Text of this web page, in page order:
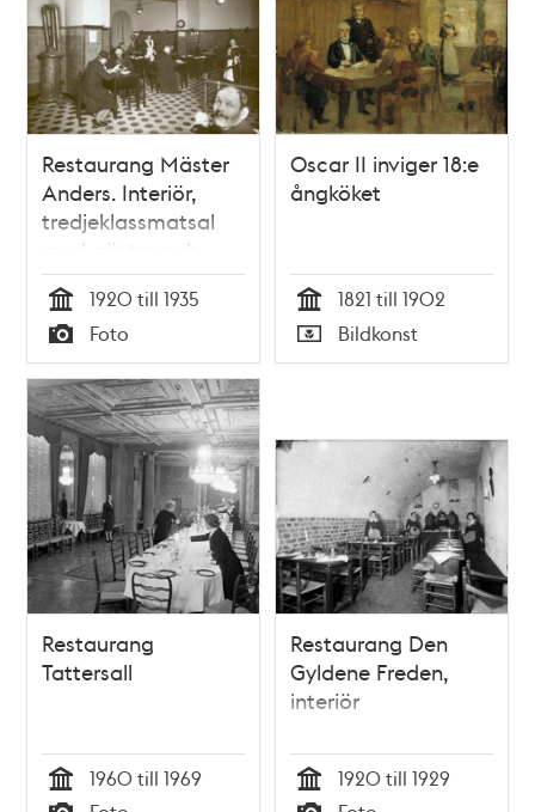
Restaurang Mäster
Anders. Interiör,
tredjeklassmatsal
med gäster och
servitriser.
Tid
1920 till 1935
Typ
Foto
Oscar II inviger 18:e
ångköket
Tid
1821 till 1902
Typ
Bildkonst
Restaurang
Tattersall
Tid
1960 till 1969
Restaurang Den
Gyldene Freden,
interiör
Tid
1920 till 1929